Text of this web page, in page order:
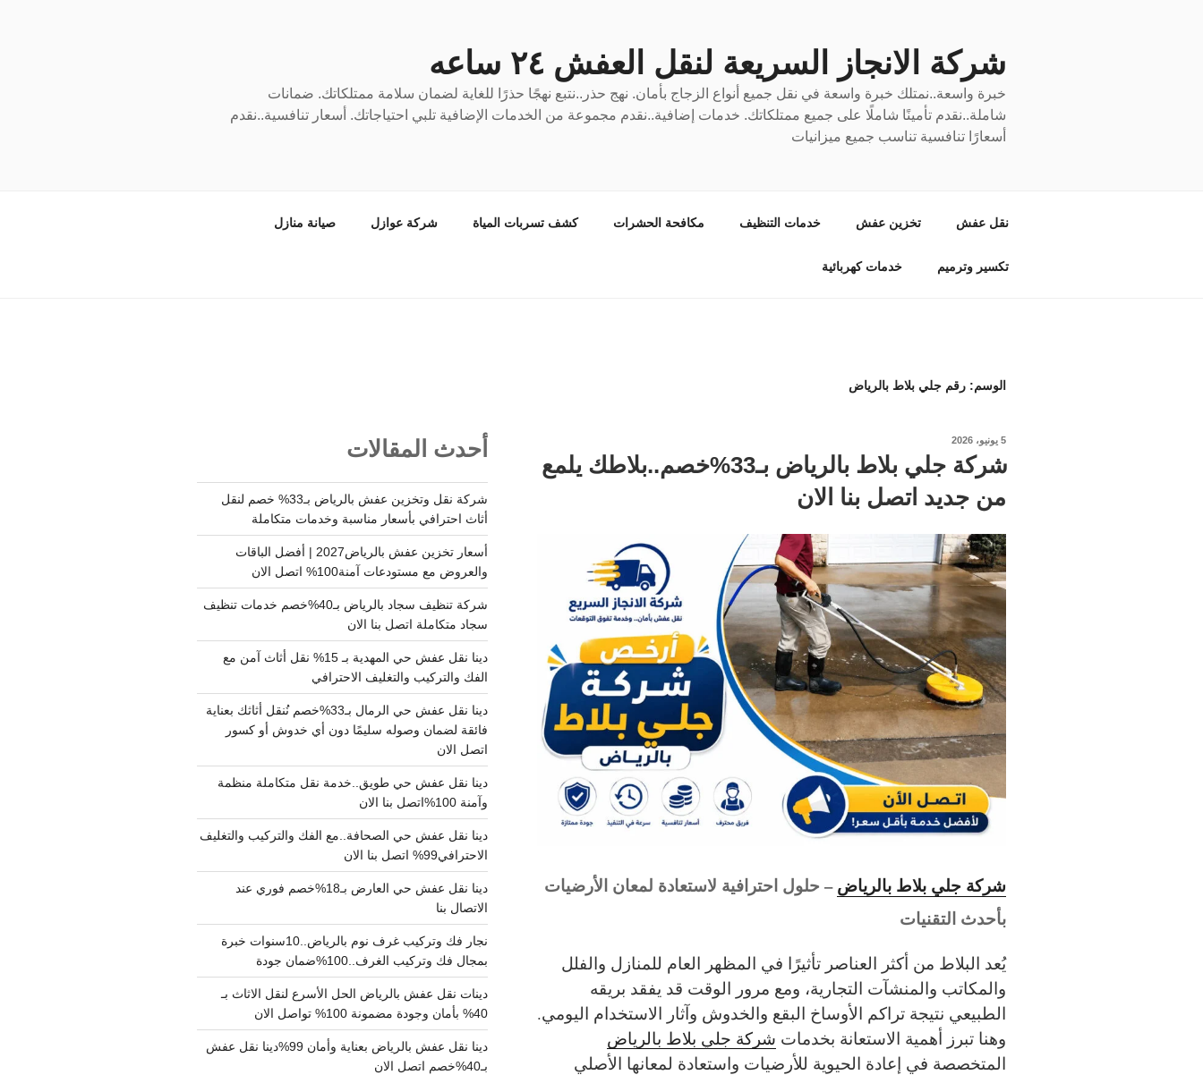
شركة الانجاز السريعة لنقل العفش ٢٤ ساعه
خبرة واسعة..نمتلك خبرة واسعة في نقل جميع أنواع الزجاج بأمان. نهج حذر..نتبع نهجًا حذرًا للغاية لضمان سلامة ممتلكاتك. ضمانات
شاملة..نقدم تأمينًا شاملًا على جميع ممتلكاتك. خدمات إضافية..نقدم مجموعة من الخدمات الإضافية تلبي احتياجاتك. أسعار تنافسية..نقدم
أسعارًا تنافسية تناسب جميع ميزانيات
نقل عفش تخزين عفش خدمات التنظيف مكافحة الحشرات كشف تسربات المياة شركة عوازل صيانة منازل
تكسير وترميم خدمات كهربائية
الوسم: رقم جلي بلاط بالرياض
نُشر
5 يونيو، 2026
شركة جلي بلاط بالرياض بـ33%خصم..بلاطك يلمع
من جديد اتصل بنا الان
شركة جلي بلاط بالرياض– حلول احترافية لاستعادة لمعان الأرضيات
بأحدث التقنيات
يُعد البلاط من أكثر العناصر تأثيرًا في المظهر العام للمنازل والفلل
والمكاتب والمنشآت التجارية، ومع مرور الوقت قد يفقد بريقه
الطبيعي نتيجة تراكم الأوساخ البقع والخدوش وآثار الاستخدام اليومي.
وهنا تبرز أهمية الاستعانة بخدمات شركة جلي بلاط بالرياض
المتخصصة في إعادة الحيوية للأرضيات واستعادة لمعانها الأصلي
أحدث المقالات
شركة نقل وتخزين عفش بالرياض بـ33% خصم لنقل
أثاث احترافي بأسعار مناسبة وخدمات متكاملة
أسعار تخزين عفش بالرياض2027 | أفضل الباقات
والعروض مع مستودعات آمنة100% اتصل الان
شركة تنظيف سجاد بالرياض بـ40%خصم خدمات تنظيف
سجاد متكاملة اتصل بنا الان
دينا نقل عفش حي المهدية بـ 15% نقل أثاث آمن مع
الفك والتركيب والتغليف الاحترافي
دينا نقل عفش حي الرمال بـ33%خصم نُنقل أثاثك بعناية
فائقة لضمان وصوله سليمًا دون أي خدوش أو كسور
اتصل الان
دينا نقل عفش حي طويق..خدمة نقل متكاملة منظمة
وآمنة 100%اتصل بنا الان
دينا نقل عفش حي الصحافة..مع الفك والتركيب والتغليف
الاحترافي99% اتصل بنا الان
دينا نقل عفش حي العارض بـ18%خصم فوري عند
الاتصال بنا
نجار فك وتركيب غرف نوم بالرياض..10سنوات خبرة
بمجال فك وتركيب الغرف..100%ضمان جودة
دينات نقل عفش بالرياض الحل الأسرع لنقل الاثاث بـ
40% بأمان وجودة مضمونة 100% تواصل الان
دينا نقل عفش بالرياض بعناية وأمان 99%دينا نقل عفش
بـ40%خصم اتصل الان